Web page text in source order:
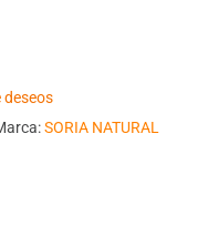
deseos
SORIA NATURAL